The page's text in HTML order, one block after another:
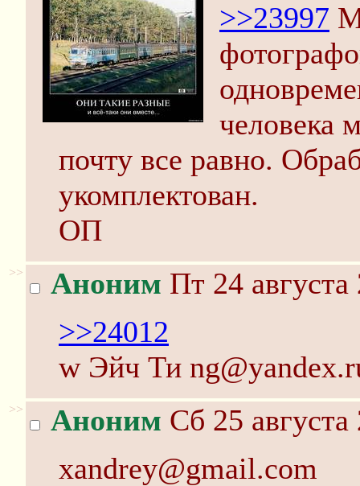
>>23997
человека
почту все равно.
укомплектован.
ОП
>> Аноним Пт 24
>>24012
w Эйч Ти
>> Аноним Сб 25
xandrey@gmail.com